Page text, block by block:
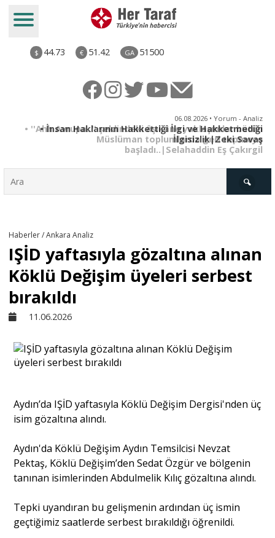
$ 44.73 € 51.42 GA 51500
06.08.2026 • Yorum - Analiz
• İnsan Haklarının Hakkettiği İlgi ve Hakketmediği
İlgisizlik|Zeki Savaş
Derkenar
Kültür - Sanat
Yorum - Analiz
Söyleşi
Haberler / Ankara Analiz
IŞİD yaftasıyla gözaltına alınan
Köklü Değişim üyeleri serbest
bırakıldı
11.06.2026
Aydın’da IŞİD yaftasıyla Köklü Değişim Dergisi'nden üç
isim gözaltına alındı.
Aydın'da Köklü Değişim Aydın Temsilcisi Nevzat
Pektaş, Köklü Değişim’den Sedat Özgür ve bölgenin
tanınan isimlerinden Abdulmelik Kılıç gözaltına alındı.
Tepki uyandıran bu gelişmenin ardından üç ismin
geçtiğimiz saatlerde serbest bırakıldığı öğrenildi.